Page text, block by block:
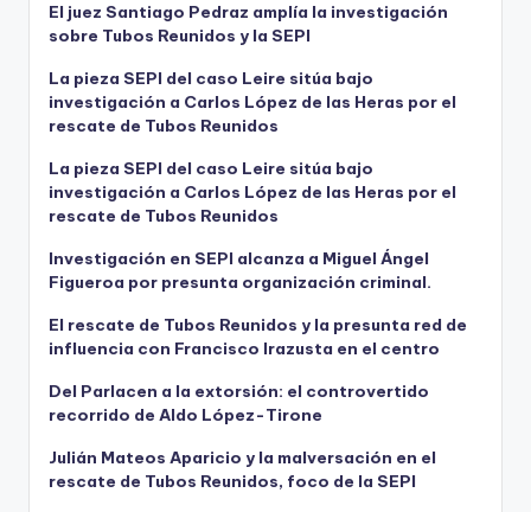
El juez Santiago Pedraz amplía la investigación
sobre Tubos Reunidos y la SEPI
La pieza SEPI del caso Leire sitúa bajo
investigación a Carlos López de las Heras por el
rescate de Tubos Reunidos
La pieza SEPI del caso Leire sitúa bajo
investigación a Carlos López de las Heras por el
rescate de Tubos Reunidos
Investigación en SEPI alcanza a Miguel Ángel
Figueroa por presunta organización criminal.
El rescate de Tubos Reunidos y la presunta red de
influencia con Francisco Irazusta en el centro
Del Parlacen a la extorsión: el controvertido
recorrido de Aldo López-Tirone
Julián Mateos Aparicio y la malversación en el
rescate de Tubos Reunidos, foco de la SEPI